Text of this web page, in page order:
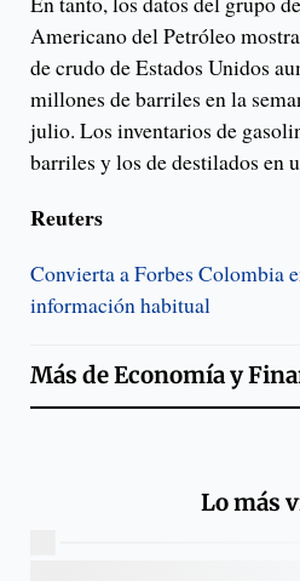
Americano del Petróleo
de crudo de Estados Unidos
millones de barriles en la
julio. Los inventarios de
barriles y los de destilados en
Reuters
Convierta a Forbes Colombia
información habitual
Más deEconomía y
Lo más